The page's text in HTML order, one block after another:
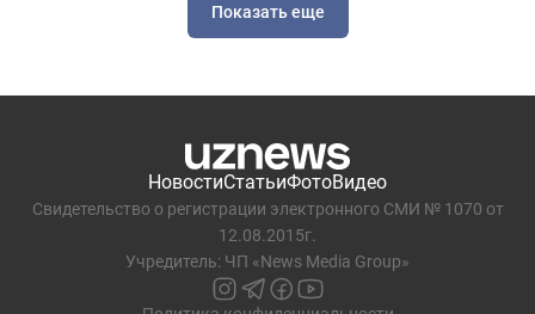
Показать еще
НовостиСтатьиФотоВидео
Свидетельство о регистрации электронного СМИ № 1070 от
12.08.2015г.
Учредитель: ЧП «News Media Group»